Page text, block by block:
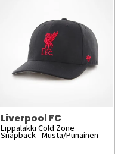
Liverpool FC
Lippalakki Cold Zone
Snapback - Musta/Punainen